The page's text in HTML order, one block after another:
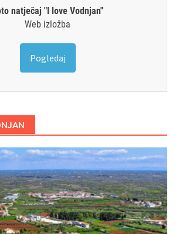
natječaj "I love Vodnjan"
Web izložba
Pogledaj